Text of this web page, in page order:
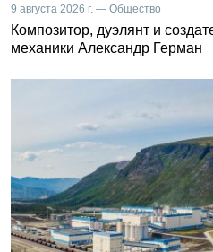
9 августа 2026 г. — Общество
Композитор, дуэлянт и
механики Александр Герман